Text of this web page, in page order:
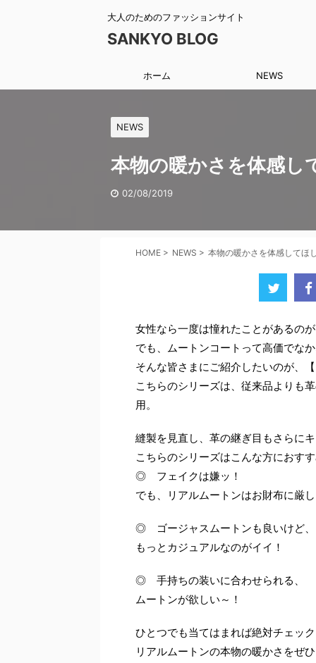
大人のためのファッションサイト
SANKYO BLOG
ホーム NEWS
NEWS
本物の暖かさを体感し
02/08/2019
HOME > NEWS > 本物の暖かさを体感してほ
女性なら一度は憧れたことがあるの
でも、ムートンコートって高価でな
そんな皆さまにご紹介したいのが
こちらのシリーズは、従来品よりも
用。
縫製を見直し、革の継ぎ目もさらに
こちらのシリーズはこんな方におす
◎ フェイクは嫌ッ！
でも、リアルムートンはお財布に厳
◎ ゴージャスムートンも良いけど、
もっとカジュアルなのがイイ！
◎ 手持ちの装いに合わせられる、
ムートンが欲しい～！
ひとつでも当てはまれば絶対チェッ
リアルムートンの本物の暖かさをぜ